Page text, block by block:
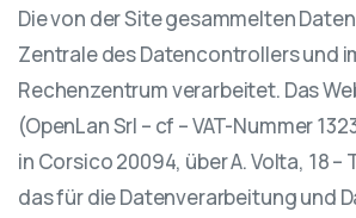
Die von der Site gesammelten
Zentrale des Datencontrollers und
Rechenzentrum verarbeitet. Das
(OpenLan Srl – cf – VAT-Nummer
in Corsico 20094, über A. Volta, 18 –
das für die Datenverarbeitung und